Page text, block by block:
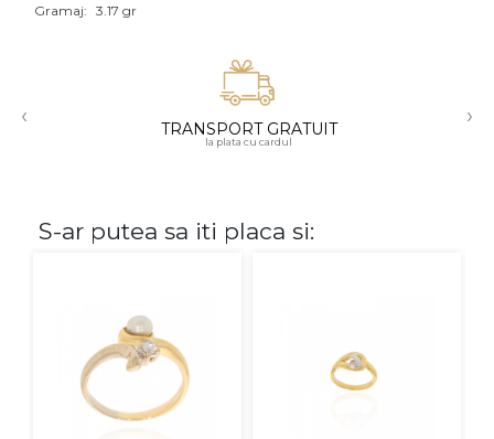
18K
Gramaj: 3.17 gr
‹ TRANSPORT GRATUIT
la plata cu cardul
›
S-ar putea sa iti placa si: